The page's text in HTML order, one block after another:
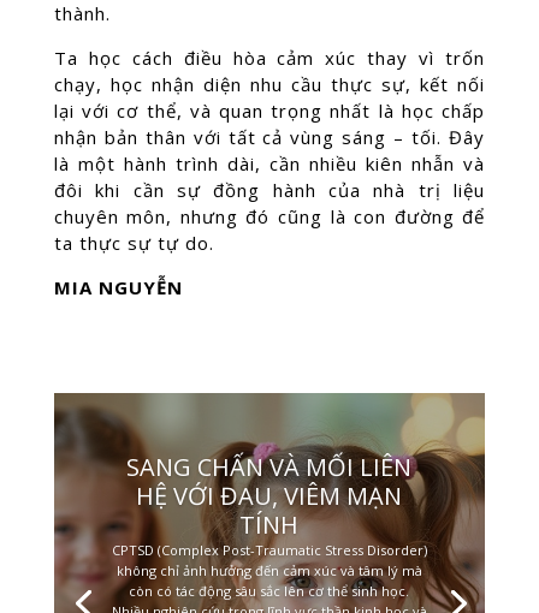
thành.
Ta học cách điều hòa cảm xúc thay vì trốn
chạy, học nhận diện nhu cầu thực sự, kết nối
lại với cơ thể, và quan trọng nhất là học chấp
nhận bản thân với tất cả vùng sáng – tối. Đây
là một hành trình dài, cần nhiều kiên nhẫn và
đôi khi cần sự đồng hành của nhà trị liệu
chuyên môn, nhưng đó cũng là con đường để
ta thực sự tự do.
MIA NGUYỄN
SANG CHẤN VÀ MỐI LIÊN
HỆ VỚI ĐAU, VIÊM MẠN
TÍNH
CPTSD (Complex Post-Traumatic Stress Disorder)
không chỉ ảnh hưởng đến cảm xúc và tâm lý mà
còn có tác động sâu sắc lên cơ thể sinh học.